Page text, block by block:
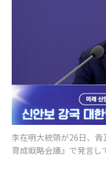
李在明大統領が26日、
育成戦略会議』で発言し